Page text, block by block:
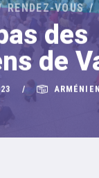
RENDEZ-VOUS
des
de
ARMÉNIEN